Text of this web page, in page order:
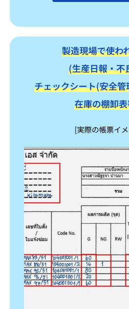
製造現場で使わ
(生産日報・不
チェックシート(安全
在庫の棚卸
[実際の帳票イ